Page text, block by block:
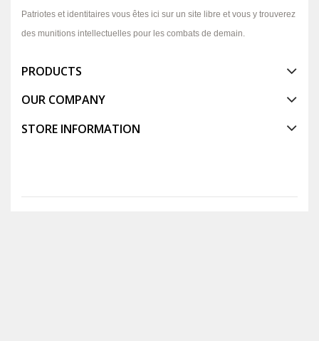
Patriotes et identitaires vous êtes ici sur un site libre et vous y trouverez
des munitions intellectuelles pour les combats de demain.
PRODUCTS
OUR COMPANY
STORE INFORMATION